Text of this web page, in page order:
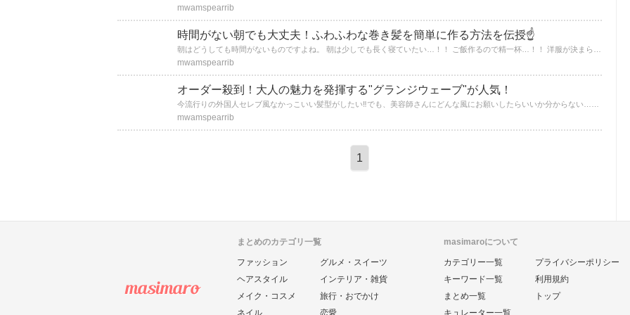
mwamspearrib
時間がない朝でも大丈夫！ふわふわな巻き髪を簡単に作る方法を伝授☝
mwamspearrib
オーダー殺到！大人の魅力を発揮する"グランジウェーブ"が人気！
mwamspearrib
1
まとめのカテゴリ一覧
ファッション
ヘアスタイル
メイク・コスメ
ネイル
グルメ・スイーツ
インテリア・雑貨
旅行・おでかけ
恋愛
masimaroについて
カテゴリー一覧
キーワード一覧
まとめ一覧
キュレーター一覧
プライバシーポリシー
利用規約
トップ